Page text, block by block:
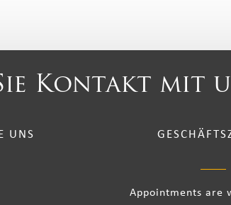
Kontakt mit
UNS
Appointments are